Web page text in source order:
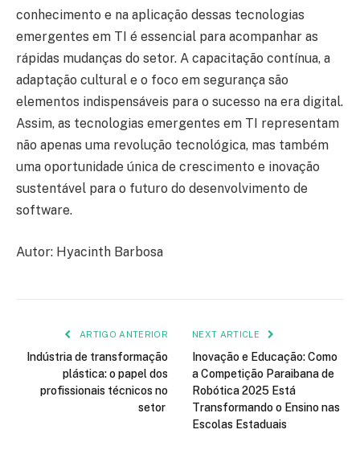
conhecimento e na aplicação dessas tecnologias
emergentes em TI é essencial para acompanhar as
rápidas mudanças do setor. A capacitação contínua, a
adaptação cultural e o foco em segurança são
elementos indispensáveis para o sucesso na era digital.
Assim, as tecnologias emergentes em TI representam
não apenas uma revolução tecnológica, mas também
uma oportunidade única de crescimento e inovação
sustentável para o futuro do desenvolvimento de
software.
Autor: Hyacinth Barbosa
ARTIGO ANTERIOR
Indústria de transformação
plástica: o papel dos
profissionais técnicos no
setor
NEXT ARTICLE
Inovação e Educação: Como
a Competição Paraibana de
Robótica 2025 Está
Transformando o Ensino nas
Escolas Estaduais